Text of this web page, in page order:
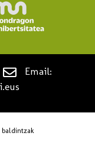
Email:
baldintzak